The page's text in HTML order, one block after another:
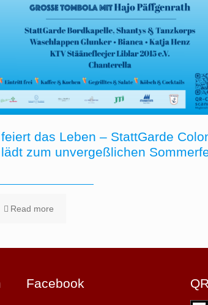
das Leben – StattGarde
zum unvergeßlichen
Read more
Facebook